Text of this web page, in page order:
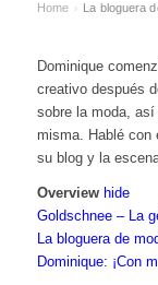
Home › La bloguera
Dominique
creativo después
sobre la moda,
misma. Hablé con
su blog y la
Overview hide
Goldschnee – La
La bloguera de
Dominique: ¡Con